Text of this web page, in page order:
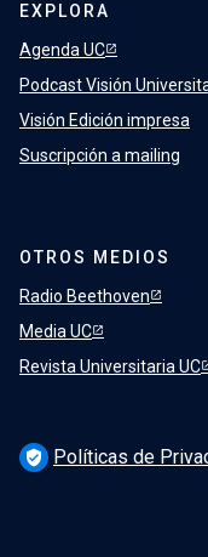
EXPLORA
Agenda UC
Podcast Visión
Visión Edición impresa
Suscripción a mailing
OTROS MEDIOS
Radio Beethoven
Media UC
Revista Universitaria UC
verified_user Políticas de